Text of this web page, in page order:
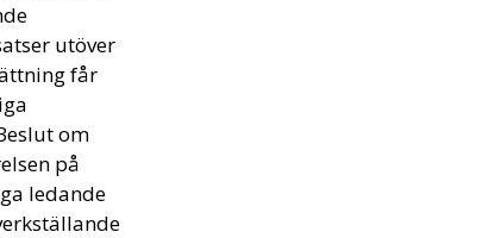
utöver
får
om
på
ledande